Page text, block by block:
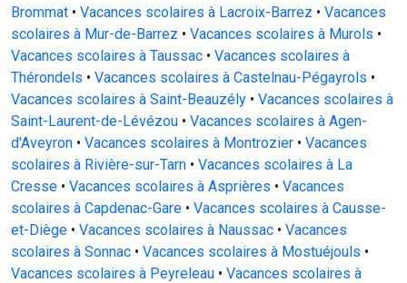
Brommat • Vacances scolaires à Lacroix-Barrez • Vacances
scolaires à Mur-de-Barrez • Vacances scolaires à Murols •
Vacances scolaires à Taussac • Vacances scolaires à
Thérondels • Vacances scolaires à Castelnau-Pégayrols •
Vacances scolaires à Saint-Beauzély • Vacances scolaires à
Saint-Laurent-de-Lévézou • Vacances scolaires à Agen-
d'Aveyron • Vacances scolaires à Montrozier • Vacances
scolaires à Rivière-sur-Tarn • Vacances scolaires à La
Cresse • Vacances scolaires à Asprières • Vacances
scolaires à Capdenac-Gare • Vacances scolaires à Causse-
et-Diège • Vacances scolaires à Naussac • Vacances
scolaires à Sonnac • Vacances scolaires à Mostuéjouls •
Vacances scolaires à Peyreleau • Vacances scolaires à